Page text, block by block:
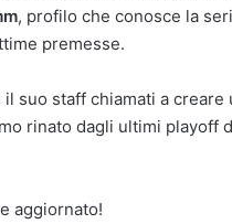
, profilo che conosce la
premesse.
suo staff chiamati a creare
rinato dagli ultimi playoff
aggiornato!